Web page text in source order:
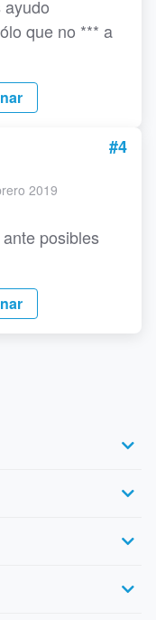
que no *** a
#4
2019
posibles